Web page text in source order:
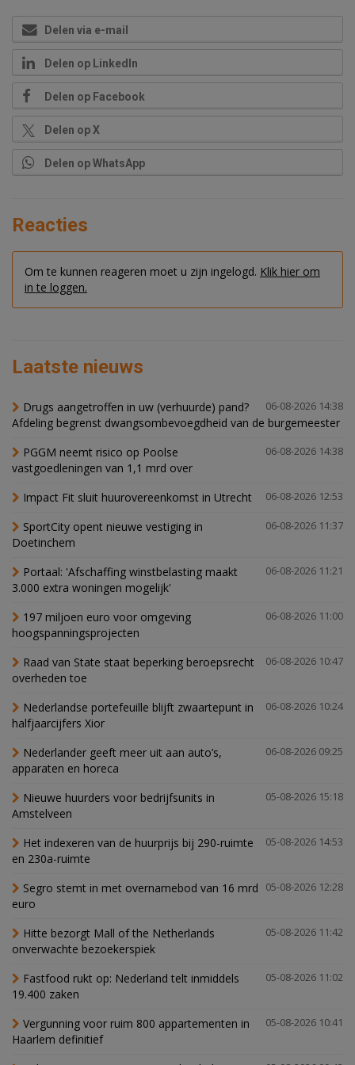
Delen via e-mail
Delen op LinkedIn
Delen op Facebook
Delen op X
Delen op WhatsApp
Reacties
Om te kunnen reageren moet u zijn ingelogd. Klik hier om
in te loggen.
Laatste nieuws
06-08-2026 14:38
Drugs aangetroffen in uw (verhuurde) pand?
Afdeling begrenst dwangsombevoegdheid van de burgemeester
06-08-2026 14:38
PGGM neemt risico op Poolse
vastgoedleningen van 1,1 mrd over
06-08-2026 12:53
Impact Fit sluit huurovereenkomst in Utrecht
06-08-2026 11:37
SportCity opent nieuwe vestiging in
Doetinchem
06-08-2026 11:21
Portaal: 'Afschaffing winstbelasting maakt
3.000 extra woningen mogelijk'
06-08-2026 11:00
197 miljoen euro voor omgeving
hoogspanningsprojecten
06-08-2026 10:47
Raad van State staat beperking beroepsrecht
overheden toe
06-08-2026 10:24
Nederlandse portefeuille blijft zwaartepunt in
halfjaarcijfers Xior
06-08-2026 09:25
Nederlander geeft meer uit aan auto’s,
apparaten en horeca
05-08-2026 15:18
Nieuwe huurders voor bedrijfsunits in
Amstelveen
05-08-2026 14:53
Het indexeren van de huurprijs bij 290-ruimte
en 230a-ruimte
05-08-2026 12:28
Segro stemt in met overnamebod van 16 mrd
euro
05-08-2026 11:42
Hitte bezorgt Mall of the Netherlands
onverwachte bezoekerspiek
05-08-2026 11:02
Fastfood rukt op: Nederland telt inmiddels
19.400 zaken
05-08-2026 10:41
Vergunning voor ruim 800 appartementen in
Haarlem definitief